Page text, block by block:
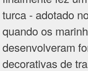
turca - adotado
quando os
desenvolveram
decorativas de